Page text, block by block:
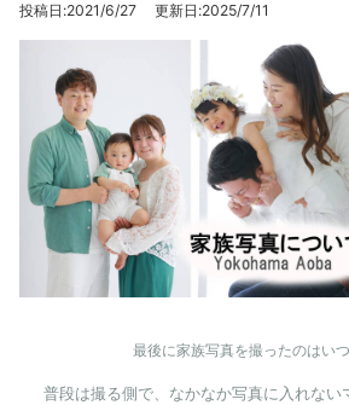
投稿日:2021/6/27 更新日:2025/7/11
最後に家族写真を撮ったのはい
普段は撮る側で、なかなか写真に入れない